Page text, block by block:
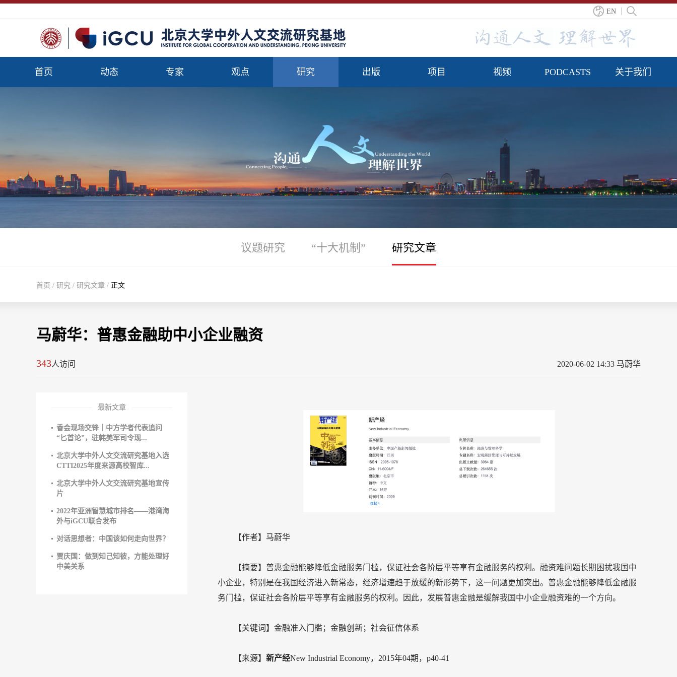
EN
首页 动态 专家 观点 研究 出版 项目 视频 PODCASTS 关于我们
议题研究 “十大机制” 研究文章
首页 / 研究 / 研究文章 / 正文
马蔚华：普惠金融助中小企业融资
2020-06-02 14:33 马蔚华
343人访问
【作者】马蔚华
【摘要】 普惠金融能够降低金融服务门槛，保证社会各阶层平等享有金融服务的权利。融资难问题长期困扰我国中
小企业，特别是在我国经济进入新常态，经济增速趋于放缓的新形势下，这一问题更加突出。普惠金融能够降低金融服
务门槛，保证社会各阶层平等享有金融服务的权利。因此，发展普惠金融是缓解我国中小企业融资难的一个方向。
【关键词】金融准入门槛；金融创新；社会征信体系
【来源】 新产经New Industrial Economy， 2015年04期，p40-41
最新文章
香会现场交锋｜中方学者代表追问
“匕首论”，驻韩美军司令现...
北京大学中外人文交流研究基地入选
CTTI2025年度来源高校智库...
北京大学中外人文交流研究基地宣传
片
2022年亚洲智慧城市排名——港湾海
外与iGCU联合发布
对话思想者：中国该如何走向世界？
贾庆国：做到知己知彼，方能处理好
中美关系